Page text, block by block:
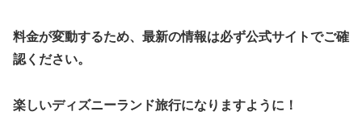
料金が変動するため、最新の情報は必ず公式サイトでご確
認ください。
楽しいディズニーランド旅行になりますように！